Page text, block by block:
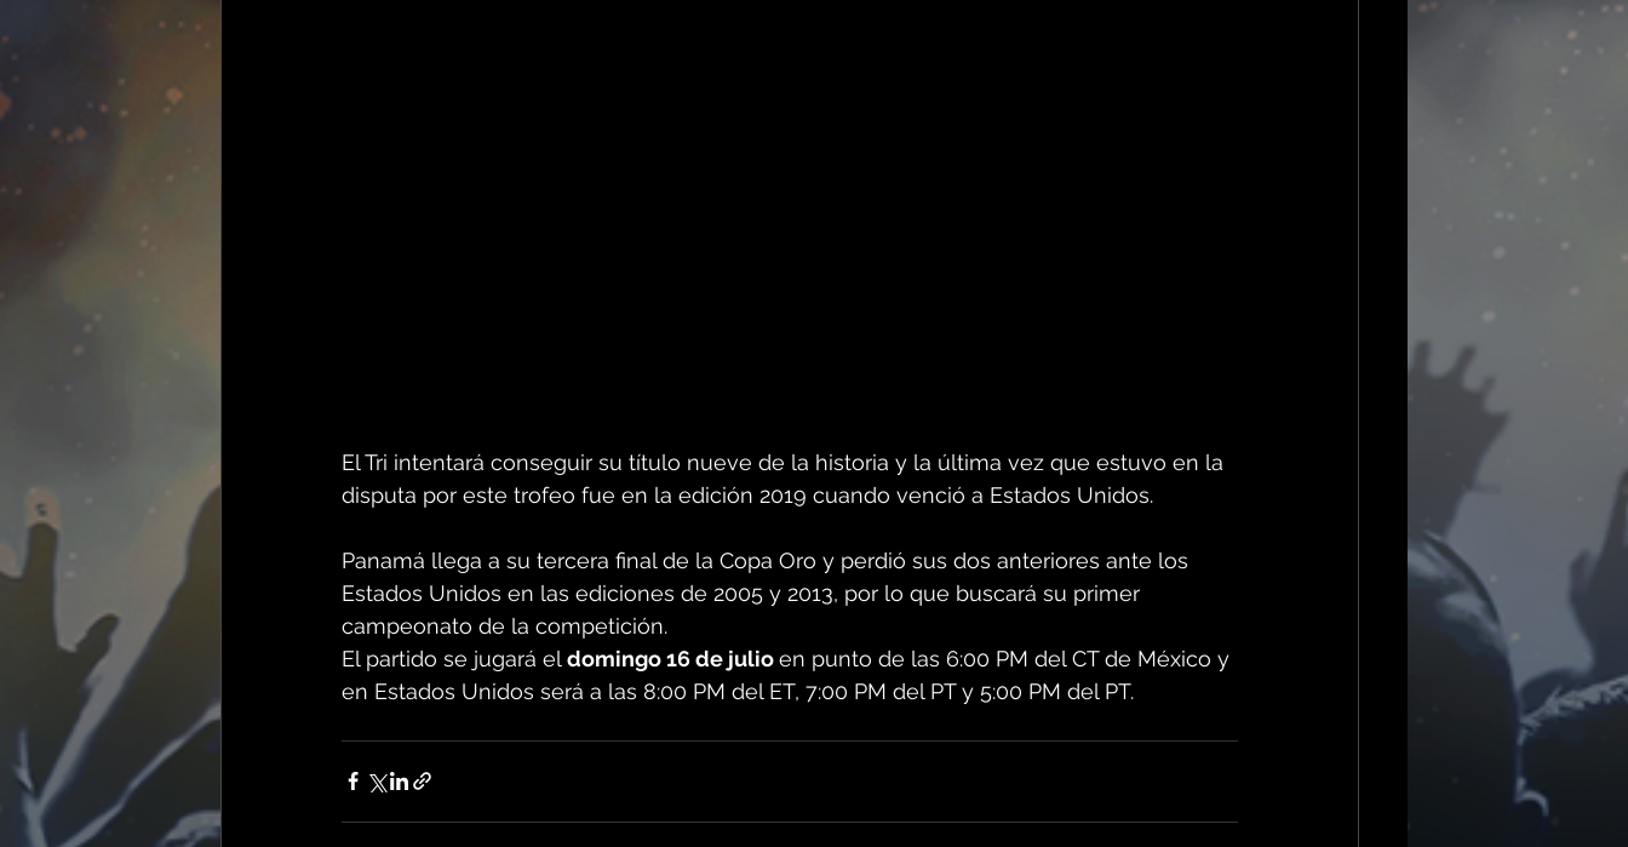
El Tri intentará conseguir su título nueve de la historia y la última vez que estuvo en la
disputa por este trofeo fue en la edición 2019 cuando venció a Estados Unidos.
Panamá llega a su tercera final de la Copa Oro y perdió sus dos anteriores ante los
Estados Unidos en las ediciones de 2005 y 2013, por lo que buscará su primer
campeonato de la competición.
El partido se jugará el domingo 16 de julio en punto de las 6:00 PM del CT de México y
en Estados Unidos será a las 8:00 PM del ET, 7:00 PM del PT y 5:00 PM del PT.